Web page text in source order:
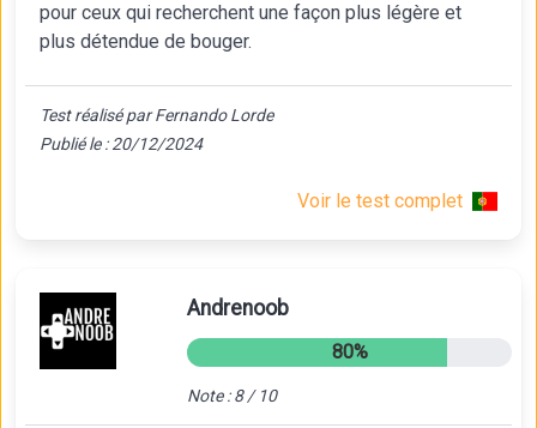
pour ceux qui recherchent une façon plus légère et
plus détendue de bouger.
Test réalisé par Fernando Lorde
Publié le : 20/12/2024
Voir le test complet
Andrenoob
80%
Note : 8 / 10